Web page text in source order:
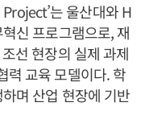
Project’는 울산대와 H
신 프로그램으로, 재
선 현장의 실제 과제
력 교육 모델이다. 학
며 산업 현장에 기반